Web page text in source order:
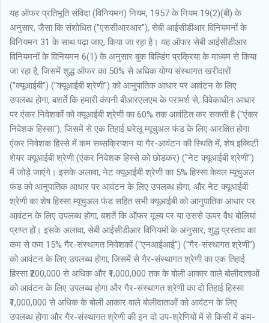
यह ऑफर प्रतिभूति संविदा (विनियमन) नियम, 1957 के नियम 19(2)(बी) के
अनुसार, जैसा कि संशोधित ("एससीआरआर"), सेबी आईसीडीआर विनियमनों के
विनियमन 31 के साथ पढ़ा जाए, किया जा रहा है। यह ऑफर सेबी आईसीडीआर
विनियमनों के विनियमन 6(1) के अनुसार बुक बिल्डिंग प्रक्रिया के माध्यम से किया
जा रहा है, जिसमें शुद्ध ऑफर का 50% से अधिक योग्य संस्थागत खरीदारों
("क्यूआईबी") ("क्यूआईबी श्रेणी") को आनुपातिक आधार पर आवंटन के लिए
उपलब्ध होगा, बशर्ते कि हमारी कंपनी बीआरएलएम के परामर्श से, विवेकाधीन आधार
पर एंकर निवेशकों को क्यूआईबी श्रेणी का 60% तक आवंटित कर सकती है ("एंकर
निवेशक हिस्सा"), जिसमें से एक तिहाई घरेलू म्यूचुअल फंड के लिए आरक्षित होगा
एंकर निवेशक हिस्से में कम सब्सक्रिप्शन या गैर-आवंटन की स्थिति में, शेष इक्विटी
शेयर क्यूआईबी श्रेणी (एंकर निवेशक हिस्से को छोड़कर) ("नेट क्यूआईबी श्रेणी")
में जोड़े जाएंगे। इसके अलावा, नेट क्यूआईबी श्रेणी का 5% हिस्सा केवल म्यूचुअल
फंड को आनुपातिक आधार पर आवंटन के लिए उपलब्ध होगा, और नेट क्यूआईबी
श्रेणी का शेष हिस्सा म्यूचुअल फंड सहित सभी क्यूआईबी को आनुपातिक आधार पर
आवंटन के लिए उपलब्ध होगा, बशर्ते कि ऑफर मूल्य पर या उससे ऊपर वैध बोलियां
प्राप्त हों। इसके अलावा, सेबी आईसीडीआर विनियमों के अनुसार, शुद्ध प्रस्ताव का
कम से कम 15% गैर-संस्थागत निवेशकों ("एनआईआई") ("गैर-संस्थागत श्रेणी")
को आवंटन के लिए उपलब्ध होगा, जिसमें से गैर-संस्थागत श्रेणी का एक तिहाई
हिस्सा ₹200,000 से अधिक और ₹1,000,000 तक के बोली आकार वाले बोलीदाताओं
को आवंटन के लिए उपलब्ध होगा और गैर-संस्थागत श्रेणी का दो तिहाई हिस्सा
₹1,000,000 से अधिक के बोली आकार वाले बोलीदाताओं को आवंटन के लिए
उपलब्ध होगा और गैर-संस्थागत श्रेणी की इन दो उप-श्रेणियों में से किसी में कम-